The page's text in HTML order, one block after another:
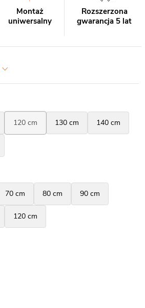
Montaż
uniwersalny
Rozszerzona
gwarancja 5 lat